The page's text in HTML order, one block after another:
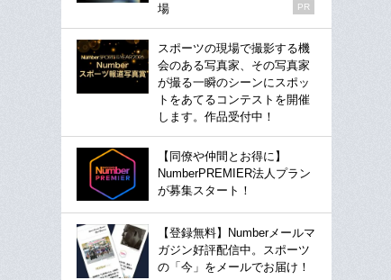
場
PR
スポーツの現場で撮影する機
会のある写真家、その写真家
が撮る一瞬のシーンにスポッ
トをあてるコンテストを開催
します。作品受付中！
【同僚や仲間とお得に】
NumberPREMIER法人プラン
が募集スタート！
【登録無料】Numberメールマ
ガジン好評配信中。スポーツ
の「今」をメールでお届け！